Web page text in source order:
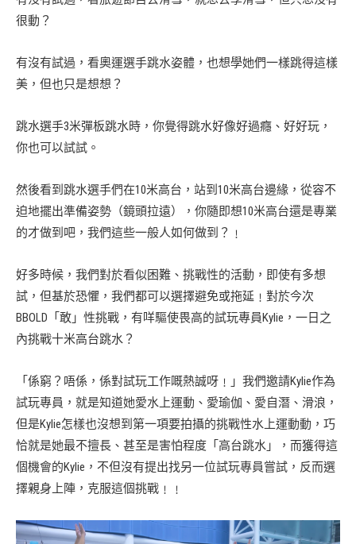
很動？
有沒有試過，看奧運選手跳水姿體，也想學她們一樣跳得這樣
美，但也只是想想？
跳水選手3米彈板跳水時，你覺得跳水好像好過癮、好好玩，
你也可以試試。
然後看到跳水選手們在10米高台，站到10米高台邊緣，從容不
迫地擺出準備姿勢（鏡頭拉遠），你隨即想10米高台還是專業
的才做到吧，我們這些一般人如何做到？﹗
好多時候，我們對於看似困難、挑戰性的活動，即使有多想
試，但基於恐懼，我們都可以選擇避免或拖延﹗對於今次
BBOLD「敢」性挑戰，有咩驅使畏高的試玩專員Kylie，一日之
內挑戰十米高台跳水？
「係窮？唔係，係對試玩工作嘅熱誠呀﹗」我們邀請Kylie作為
試玩專員，就是知道她愛水上運動、愛瑜伽、愛自潛、滑浪，
但是Kylie怎樣也沒想到第一項要拍攝的挑戰性水上運動動，巧
恰就是她最不擅長、甚至是害怕程度「高台跳水」，而獲得這
個機會的Kylie，不但沒有提出找另一位試玩專員嘗試，反而選
擇親身上陣，克服這個挑戰﹗﹗